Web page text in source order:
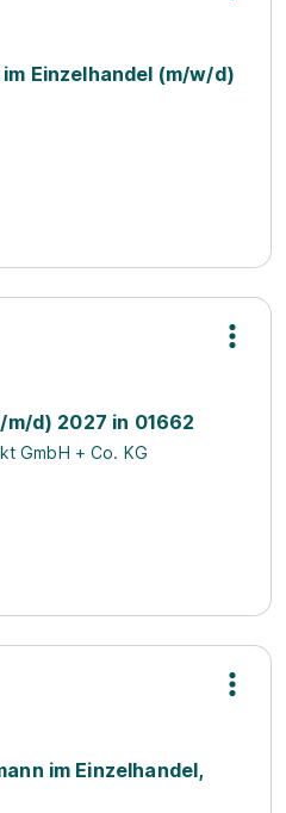
Einzelhandel (m/w/d)
d) 2027 in 01662
GmbH + Co. KG
im Einzelhandel,